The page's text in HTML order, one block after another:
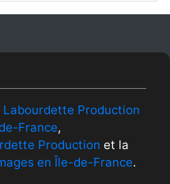
Labourdette Production
France,
Production et la
en Île-de-France.